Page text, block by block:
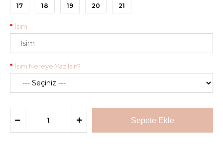
17 18 19 20 21
İsim
İsim Nereye Yazılsın?